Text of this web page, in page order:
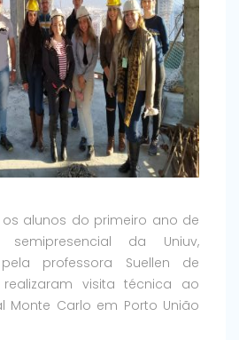
os alunos do primeiro ano de
semipresencial da Uniuv,
professora Suellen de
realizaram visita técnica ao
Monte Carlo em Porto União